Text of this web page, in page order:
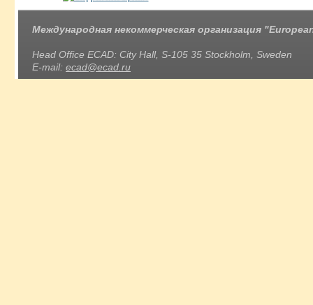
Международная некоммерческая организация
Head Office ECAD: City Hall, S-105 35 Stockholm, Sweden
E-mail: ecad@ecad.ru